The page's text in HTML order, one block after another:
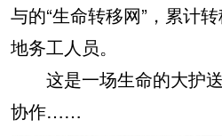
与的“生命转移网”，累计
地务工人员。
这是一场生命的大护送
协作……